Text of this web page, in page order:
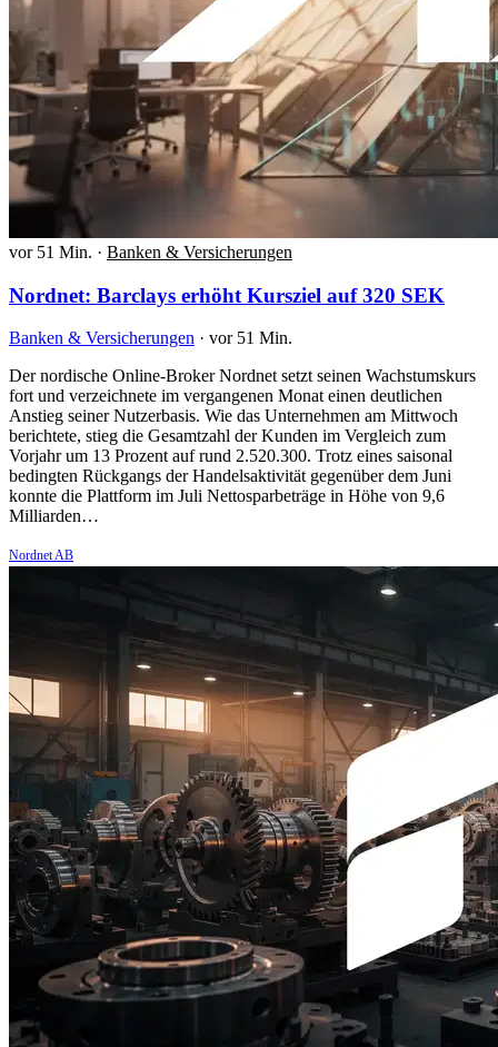
vor 51 Min. · Banken & Versicherungen
Nordnet: Barclays erhöht Kursziel auf 320 SEK
Banken & Versicherungen · vor 51 Min.
Der nordische Online-Broker Nordnet setzt seinen Wachstumskurs
fort und verzeichnete im vergangenen Monat einen deutlichen
Anstieg seiner Nutzerbasis. Wie das Unternehmen am Mittwoch
berichtete, stieg die Gesamtzahl der Kunden im Vergleich zum
Vorjahr um 13 Prozent auf rund 2.520.300. Trotz eines saisonal
bedingten Rückgangs der Handelsaktivität gegenüber dem Juni
konnte die Plattform im Juli Nettosparbeträge in Höhe von 9,6
Milliarden…
Nordnet AB